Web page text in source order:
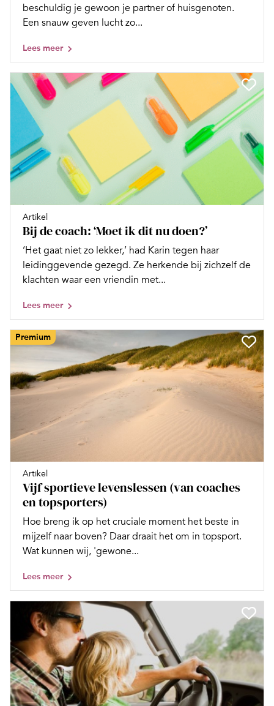
beschuldig je gewoon je partner of huisgenoten.
Een snauw geven lucht zo...
Lees meer
Artikel
Bij de coach: ‘Moet ik dit nu doen?’
‘Het gaat niet zo lekker,’ had Karin tegen haar
leidinggevende gezegd. Ze herkende bij zichzelf de
klachten waar een vriendin met...
Lees meer
Premium
Artikel
Vijf sportieve levenslessen (van coaches
en topsporters)
Hoe breng ik op het cruciale moment het beste in
mijzelf naar boven? Daar draait het om in topsport.
Wat kunnen wij, 'gewone...
Lees meer